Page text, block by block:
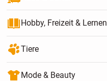
Hobby, Freizeit & Lernen
Tiere
Mode & Beauty